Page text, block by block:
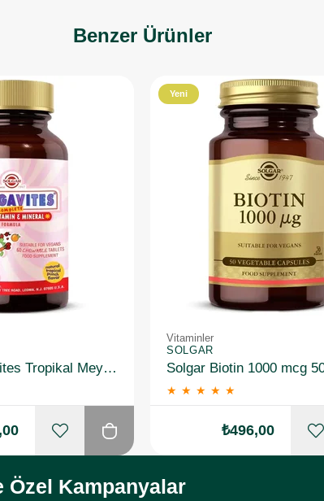
Benzer Ürünler
Solgar Kangavites Tropikal Meyve Aromalı 60 Tablet
Vitaminler
SOLGAR
Solgar Biotin 1000 mcg
★ ★ ★ ★ ★
Yeni
₺496,00
Özel Kampanyalar